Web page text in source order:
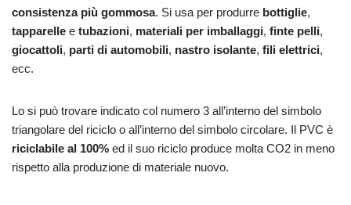
consistenza più gommosa. Si usa per produrre bottiglie,
tapparelle e tubazioni, materiali per imballaggi, finte pelli,
giocattoli, parti di automobili, nastro isolante, fili elettrici,
ecc.
Lo si può trovare indicato col numero 3 all’interno del simbolo
triangolare del riciclo o all’interno del simbolo circolare. Il PVC è
riciclabile al 100% ed il suo riciclo produce molta CO2 in meno
rispetto alla produzione di materiale nuovo.